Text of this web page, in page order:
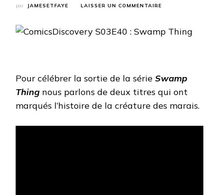
par JAMESETFAYE LAISSER UN COMMENTAIRE
:
Pour célébrer la sortie de la série Swamp
Thing nous parlons de deux titres qui ont
marqués l’histoire de la créature des marais.